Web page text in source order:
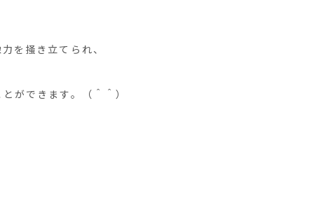
を掻き立てられ、
ができます。（＾＾）